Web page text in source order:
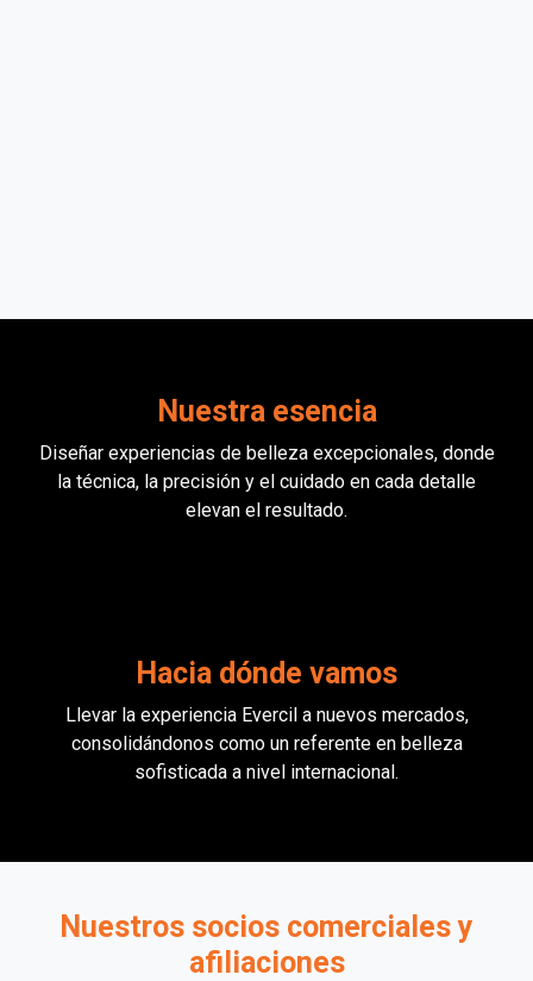
Nuestra esencia
Diseñar experiencias de belleza excepcionales, donde
la técnica, la precisión y el cuidado en cada detalle
elevan el resultado.
Hacia dónde vamos
Llevar la experiencia Evercil a nuevos mercados,
consolidándonos como un referente en belleza
sofisticada a nivel internacional.
Nuestros socios comerciales y
afiliaciones